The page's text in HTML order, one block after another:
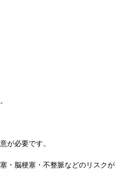
が必要です。
・脳梗塞・不整脈などのリスクが